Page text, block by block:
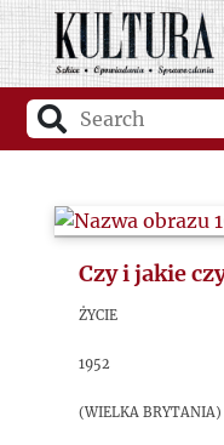
Czy i jakie
Życie
1952
(Wielka Brytania)